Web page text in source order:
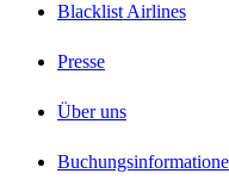
Blacklist Airlines
Presse
Über uns